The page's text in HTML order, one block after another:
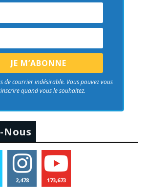
de courrier indésirable. Vous pouvez vous
quand vous le souhaitez.
Nous
2,478 173,673